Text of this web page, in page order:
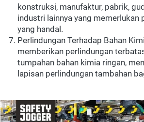
konstruksi, manufaktur, pabrik,
industri lainnya yang memerlukan
yang handal.
Perlindungan Terhadap Bahan
memberikan perlindungan
tumpahan bahan kimia ringan,
lapisan perlindungan tambahan